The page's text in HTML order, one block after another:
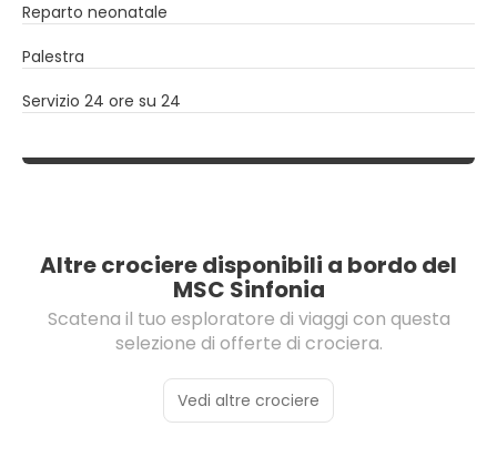
Reparto neonatale
Palestra
Servizio 24 ore su 24
Altre crociere disponibili a bordo del
MSC Sinfonia
Scatena il tuo esploratore di viaggi con questa
selezione di offerte di crociera.
Vedi altre crociere